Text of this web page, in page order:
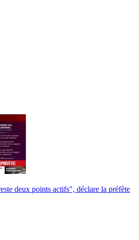
deux points actifs", déclare la préfète